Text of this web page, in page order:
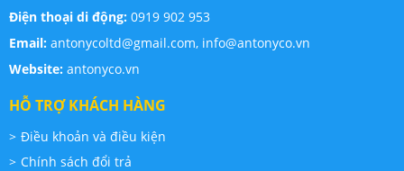
Điện thoại di động: 0919 902 953
Email: antonycoltd@gmail.com, info@antonyco.vn
Website: antonyco.vn
HỖ TRỢ KHÁCH HÀNG
Điều khoản và điều kiện
Chính sách đổi trả